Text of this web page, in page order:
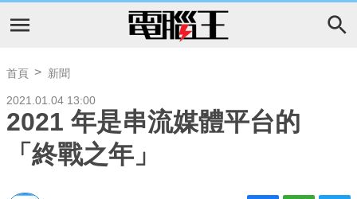
首頁 新聞
2021.01.04 13:00
2021 年是串流媒體平台的
「終戰之年」